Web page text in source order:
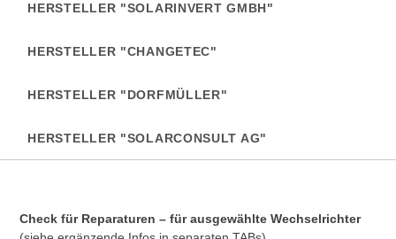
HERSTELLER "SOLARINVERT GMBH"
HERSTELLER "CHANGETEC"
HERSTELLER "DORFMÜLLER"
HERSTELLER "SOLARCONSULT AG"
Check für Reparaturen – für ausgewählte Wechselrichter